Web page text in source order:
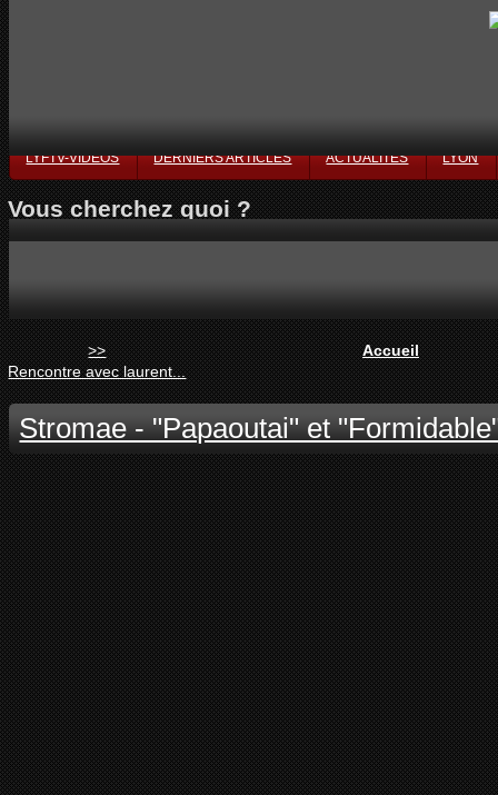
LYFTV-VIDÉOS DERNIERS ARTICLES ACTUALITÉS LYON
Vous cherchez quoi ?
>>
Rencontre avec laurent...
Accueil
Stromae - "Papaoutai" et